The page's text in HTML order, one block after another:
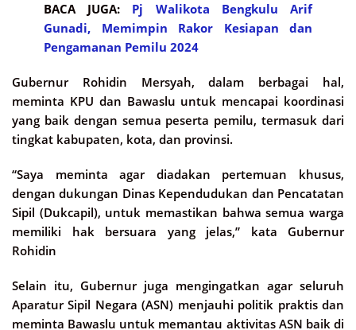
BACA JUGA: Pj Walikota Bengkulu Arif
Gunadi, Memimpin Rakor Kesiapan dan
Pengamanan Pemilu 2024
Gubernur Rohidin Mersyah, dalam berbagai hal,
meminta KPU dan Bawaslu untuk mencapai koordinasi
yang baik dengan semua peserta pemilu, termasuk dari
tingkat kabupaten, kota, dan provinsi.
“Saya meminta agar diadakan pertemuan khusus,
dengan dukungan Dinas Kependudukan dan Pencatatan
Sipil (Dukcapil), untuk memastikan bahwa semua warga
memiliki hak bersuara yang jelas,” kata Gubernur
Rohidin
Selain itu, Gubernur juga mengingatkan agar seluruh
Aparatur Sipil Negara (ASN) menjauhi politik praktis dan
meminta Bawaslu untuk memantau aktivitas ASN baik di